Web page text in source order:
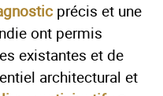
précis et une
ont permis
existantes et de
architectural et